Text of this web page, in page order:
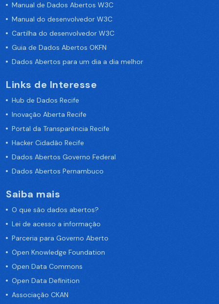
Manual de Dados Abertos W3C
Manual do desenvolvedor W3C
Cartilha do desenvolvedor W3C
Guia de Dados Abertos OKFN
Dados Abertos para um dia a dia melhor
Links de Interesse
Hub de Dados Recife
Inovação Aberta Recife
Portal da Transparência Recife
Hacker Cidadão Recife
Dados Abertos Governo Federal
Dados Abertos Pernambuco
Saiba mais
O que são dados abertos?
Lei de acesso a informação
Parceria para Governo Aberto
Open Knowledge Foundation
Open Data Commons
Open Data Definition
Associação CKAN